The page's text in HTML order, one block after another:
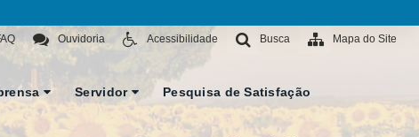
Mapa do Site
Busca
Acessibilidade
Ouvidoria
Servidor Pesquisa de Satisfação